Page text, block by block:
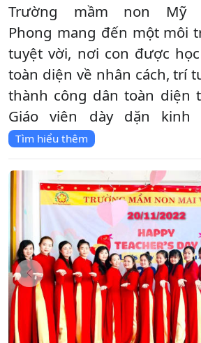
Trường mầm non Mỹ
Phong mang đến một môi
tuyệt vời, nơi con được
toàn diện về nhân cách, trí
thành công dân toàn diện
Giáo viên dày dặn kinh
Tìm hiểu thêm